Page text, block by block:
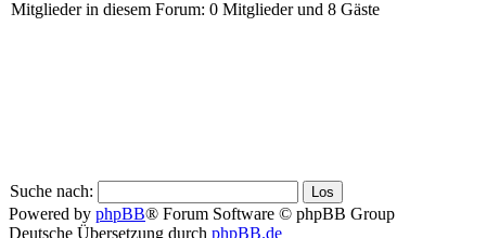
Mitglieder in diesem Forum: 0 Mitglieder und 8 Gäste
Suche nach:
Powered by phpBB® Forum Software © phpBB Group
Deutsche Übersetzung durch phpBB.de